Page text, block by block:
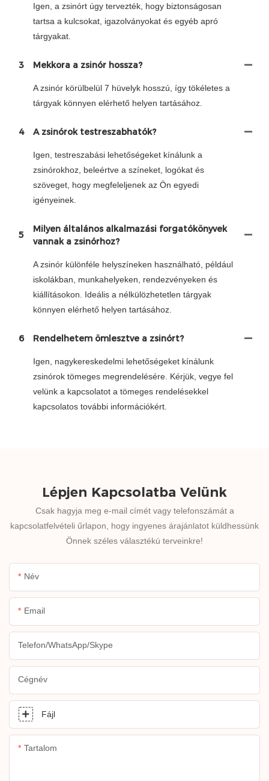
Igen, a zsinórt úgy tervezték, hogy biztonságosan
tartsa a kulcsokat, igazolványokat és egyéb apró
tárgyakat.
3 Mekkora a zsinór hossza?
A zsinór körülbelül 7 hüvelyk hosszú, így tökéletes a
tárgyak könnyen elérhető helyen tartásához.
4 A zsinórok testreszabhatók?
Igen, testreszabási lehetőségeket kínálunk a
zsinórokhoz, beleértve a színeket, logókat és
szöveget, hogy megfeleljenek az Ön egyedi
igényeinek.
5
Milyen általános alkalmazási forgatókönyvek
vannak a zsinórhoz?
A zsinór különféle helyszíneken használható, például
iskolákban, munkahelyeken, rendezvényeken és
kiállításokon. Ideális a nélkülözhetetlen tárgyak
könnyen elérhető helyen tartásához.
6 Rendelhetem ömlesztve a zsinórt?
Igen, nagykereskedelmi lehetőségeket kínálunk
zsinórok tömeges megrendelésére. Kérjük, vegye fel
velünk a kapcsolatot a tömeges rendelésekkel
kapcsolatos további információkért.
Lépjen Kapcsolatba Velünk
Csak hagyja meg e-mail címét vagy telefonszámát a
kapcsolatfelvételi űrlapon, hogy ingyenes árajánlatot küldhessünk
Önnek széles választékú terveinkre!
Név
Email
Telefon/WhatsApp/Skype
Cégnév
Fájl
Tartalom